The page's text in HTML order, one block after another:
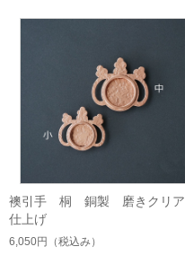
襖引手 桐 銅製 磨きクリア
仕上げ
6,050円 （税込み）